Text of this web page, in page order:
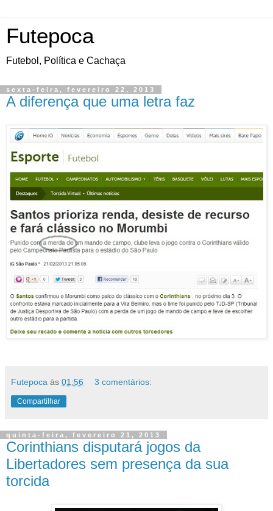
Futepoca
Futebol, Política e Cachaça
sexta-feira, fevereiro 22, 2013
A diferença que uma letra faz
Futepoca às 01:56 3 comentários:
Compartilhar
quinta-feira, fevereiro 21, 2013
Corinthians disputará jogos da
Libertadores sem presença da sua
torcida